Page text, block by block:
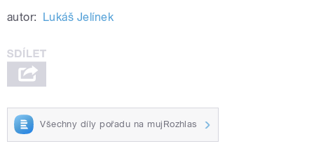
autor: Lukáš Jelínek
Všechny díly pořadu na mujRozhlas